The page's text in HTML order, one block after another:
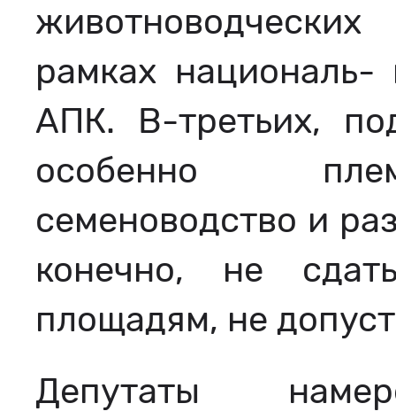
рамках
АПК. В-третьих,
особенно
семеноводство и
конечно, не
площадям, не
Депутаты